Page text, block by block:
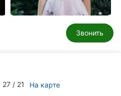
Звонить
/ 21 На карте